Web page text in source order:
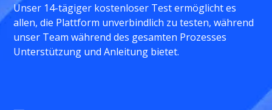
Unser 14-tägiger kostenloser Test ermöglicht es
allen, die Plattform unverbindlich zu testen, während
unser Team während des gesamten Prozesses
Unterstützung und Anleitung bietet.